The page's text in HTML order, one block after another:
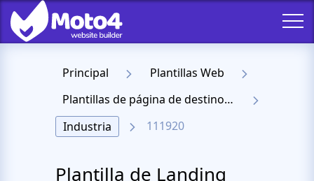
Principal
Plantillas Web
Plantillas de página de destino receptiva
Industria
111920
Plantilla de Landing